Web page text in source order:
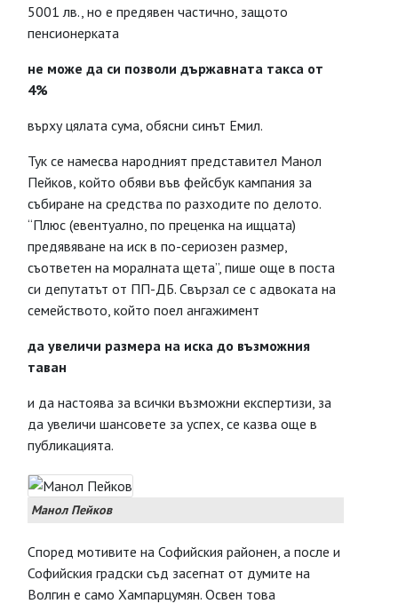
5001 лв., но е предявен частично, защото
пенсионерката
не може да си позволи държавната такса от
4%
върху цялата сума, обясни синът Емил.
Тук се намесва народният представител Манол
Пейков, който обяви във фейсбук кампания за
събиране на средства по разходите по делото.
“Плюс (евентуално, по преценка на ищцата)
предявяване на иск в по-сериозен размер,
съответен на моралната щета”, пише още в поста
си депутатът от ПП-ДБ. Свързал се с адвоката на
семейството, който поел ангажимент
да увеличи размера на иска до възможния
таван
и да настоява за всички възможни експертизи, за
да увеличи шансовете за успех, се казва още в
публикацията.
Манол Пейков
Според мотивите на Софийския районен, а после и
Софийския градски съд засегнат от думите на
Волгин е само Хампарцумян. Освен това